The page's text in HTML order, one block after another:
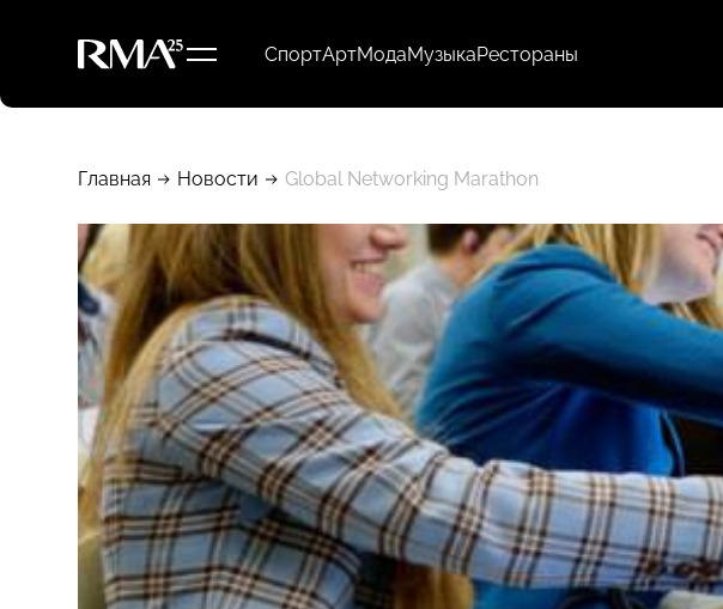
СпортАртМодаМузыкаРестораны
Главная Новости Global Networking Marathon